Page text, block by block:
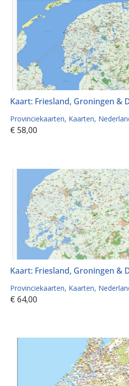
Kaart: Friesland, Groningen &
Provinciekaarten Kaarten
€ 58,00
Kaart: Friesland, Groningen &
Provinciekaarten Kaarten
€ 64,00